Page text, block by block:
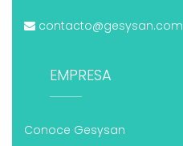
contacto@gesysan.com
EMPRESA
Conoce Gesysan